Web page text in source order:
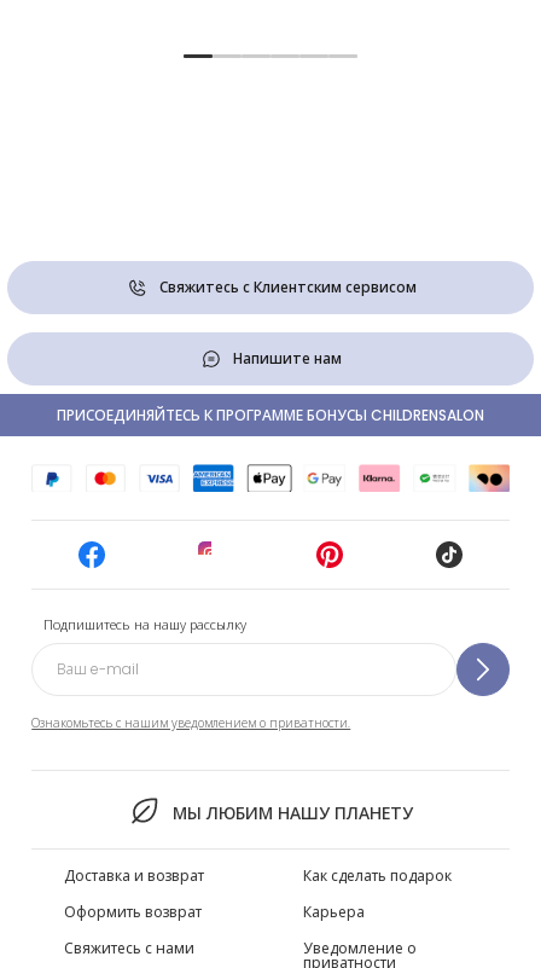
Свяжитесь с Клиентским сервисом
Напишите нам
Подпишитесь на нашу рассылку
Ознакомьтесь с нашим уведомлением о приватности.
МЫ ЛЮБИМ НАШУ ПЛАНЕТУ
ПРИСОЕДИНЯЙТЕСЬ К ПРОГРАММЕ БОНУСЫ CHILDRENSALON
Доставка и возврат
Оформить возврат
Свяжитесь с нами
Как сделать подарок
Карьера
Уведомление о
приватности